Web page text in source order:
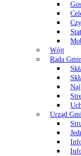
Wójt
Rada
Urząd